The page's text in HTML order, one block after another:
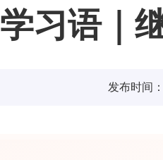
学习语｜
发布时间